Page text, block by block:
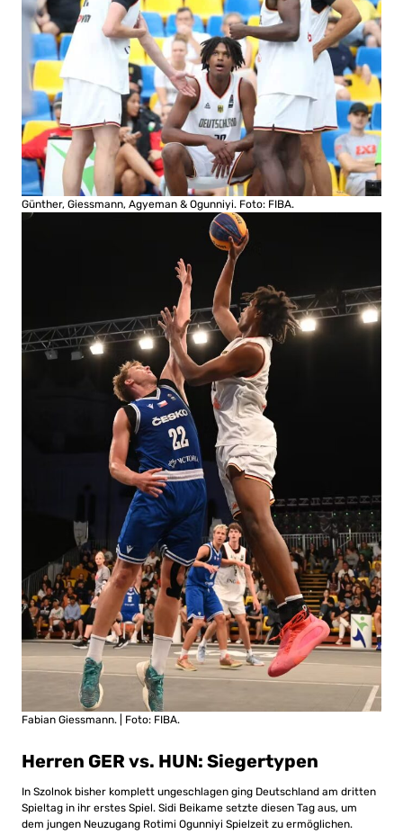
Günther, Giessmann, Agyeman & Ogunniyi. Foto: FIBA.
Fabian Giessmann. | Foto: FIBA.
Herren GER vs. HUN: Siegertypen
In Szolnok bisher komplett ungeschlagen ging Deutschland am dritten
Spieltag in ihr erstes Spiel. Sidi Beikame setzte diesen Tag aus, um
dem jungen Neuzugang Rotimi Ogunniyi Spielzeit zu ermöglichen.